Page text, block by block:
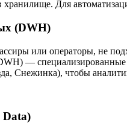
хранилище. Для
(DWH)
или операторы, не
— специализированные
Снежинка), чтобы